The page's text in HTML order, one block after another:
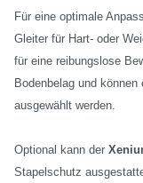
Für eine optimale
Gleiter für Hart- oder
für eine reibungslose
Bodenbelag und
ausgewählt werden.
Optional kann der
Stapelschutz